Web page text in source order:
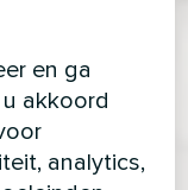
en ga
akkoord
analytics,